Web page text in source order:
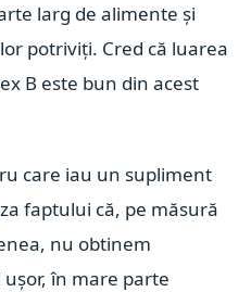
larg de alimente și
potriviți. Cred că luarea
B este bun din acest
care iau un supliment
faptului că, pe măsură
nu obtinem
în mare parte